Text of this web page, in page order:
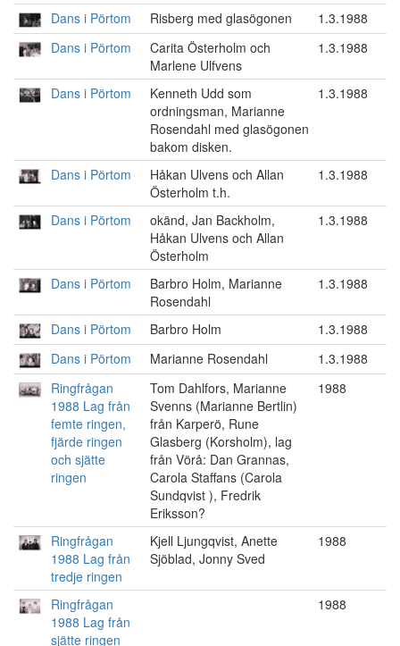
Dans i Pörtom Risberg med glasögonen
1.3.1988
Dans i Pörtom
Carita Österholm och
Marlene Ulfvens
1.3.1988
Dans i Pörtom
Kenneth Udd som
ordningsman, Marianne
Rosendahl med glasögonen
bakom disken.
1.3.1988
Dans i Pörtom
Håkan Ulvens och Allan
Österholm t.h.
1.3.1988
Dans i Pörtom
okänd, Jan Backholm,
Håkan Ulvens och Allan
Österholm
1.3.1988
Dans i Pörtom
Barbro Holm, Marianne
Rosendahl
1.3.1988
Dans i Pörtom Barbro Holm
1.3.1988
Dans i Pörtom
Marianne Rosendahl
1.3.1988
Ringfrågan
1988 Lag från
femte ringen,
fjärde ringen
och sjätte
ringen
Tom Dahlfors, Marianne
Svenns (Marianne Bertlin)
från Karperö, Rune
Glasberg (Korsholm), lag
från Vörå: Dan Grannas,
Carola Staffans (Carola
Sundqvist ), Fredrik
Eriksson?
1988
Ringfrågan
1988 Lag från
tredje ringen
Kjell Ljungqvist, Anette
Sjöblad, Jonny Sved
1988
Ringfrågan
1988 Lag från
sjätte ringen
1988